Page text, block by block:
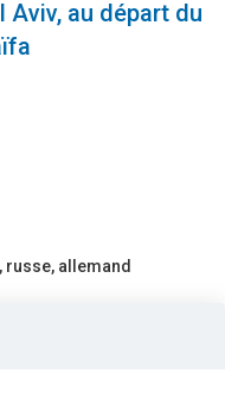
Aviv, au départ du
allemand